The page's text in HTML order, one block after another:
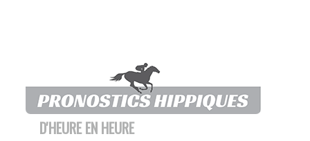
D'HEURE EN HEURE